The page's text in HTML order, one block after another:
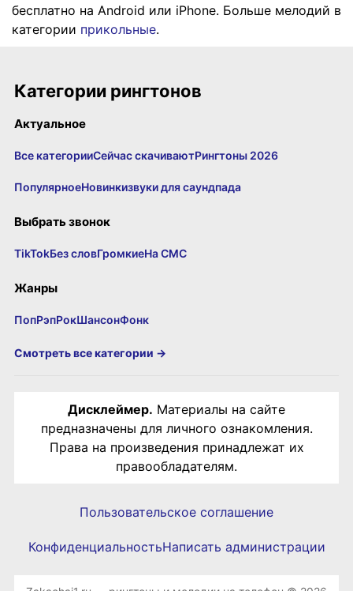
бесплатно на Android или iPhone. Больше мелодий в
категории прикольные.
Категории рингтонов
Актуальное
Все категорииСейчас скачиваютРингтоны 2026
ПопулярноеНовинкизвуки для саундпада
Выбрать звонок
TikTokБез словГромкиеНа СМС
Жанры
ПопРэпРокШансонФонк
Смотреть все категории →
Дисклеймер. Материалы на сайте
предназначены для личного ознакомления.
Права на произведения принадлежат их
правообладателям.
Пользовательское соглашение
КонфиденциальностьНаписать администрации